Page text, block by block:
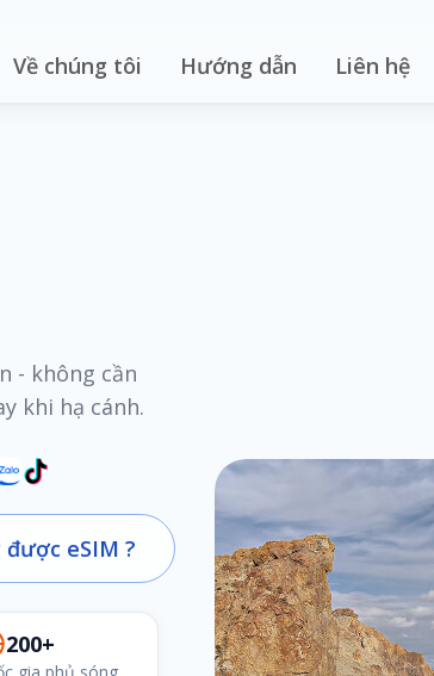
Về chúng tôi Hướng dẫn Liên hệ
- không cần
khi hạ cánh.
eSIM ?
200+